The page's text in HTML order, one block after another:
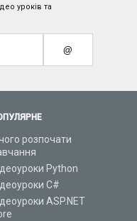
розпочати
Python
C#
ASP.NET
уроків та
@